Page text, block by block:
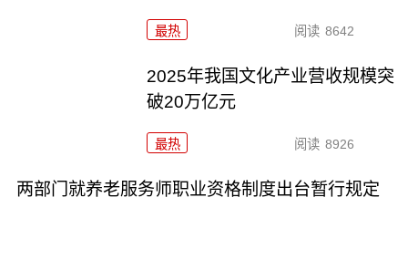
最热 阅读 8642
2025年我国文化产业营收规模突
破20万亿元
最热 阅读 8926
两部门就养老服务师职业资格制度出台暂行规定